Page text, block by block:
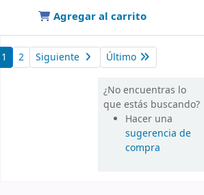
Agregar al carrito
1 2 Siguiente Último
¿No encuentras lo
que estás buscando?
Hacer una
sugerencia de
compra